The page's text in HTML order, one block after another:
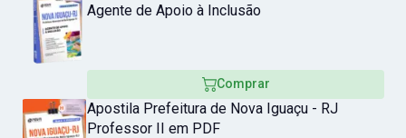
Agente de Apoio à Inclusão
Comprar
Apostila Prefeitura de Nova Iguaçu - RJ
Professor II em PDF